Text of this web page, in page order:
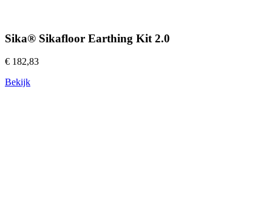
Sika® Sikafloor Earthing Kit 2.0
€ 182,83
Bekijk